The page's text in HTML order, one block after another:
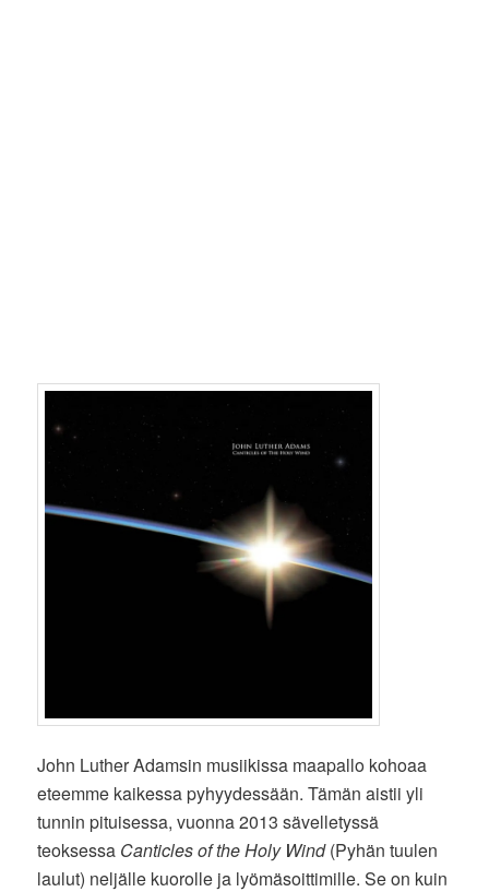
John Luther Adamsin musiikissa maapallo kohoaa
eteemme kaikessa pyhyydessään. Tämän aistii yli
tunnin pituisessa, vuonna 2013 sävelletyssä
teoksessa Canticles of the Holy Wind(Pyhän tuulen
laulut) neljälle kuorolle ja lyömäsoittimille. Se on kuin